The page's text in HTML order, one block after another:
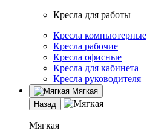
Кресла для работы
Кресла компьютерные
Кресла рабочие
Кресла офисные
Кресла для кабинета
Кресла руководителя
Мягкая
Назад
Мягкая